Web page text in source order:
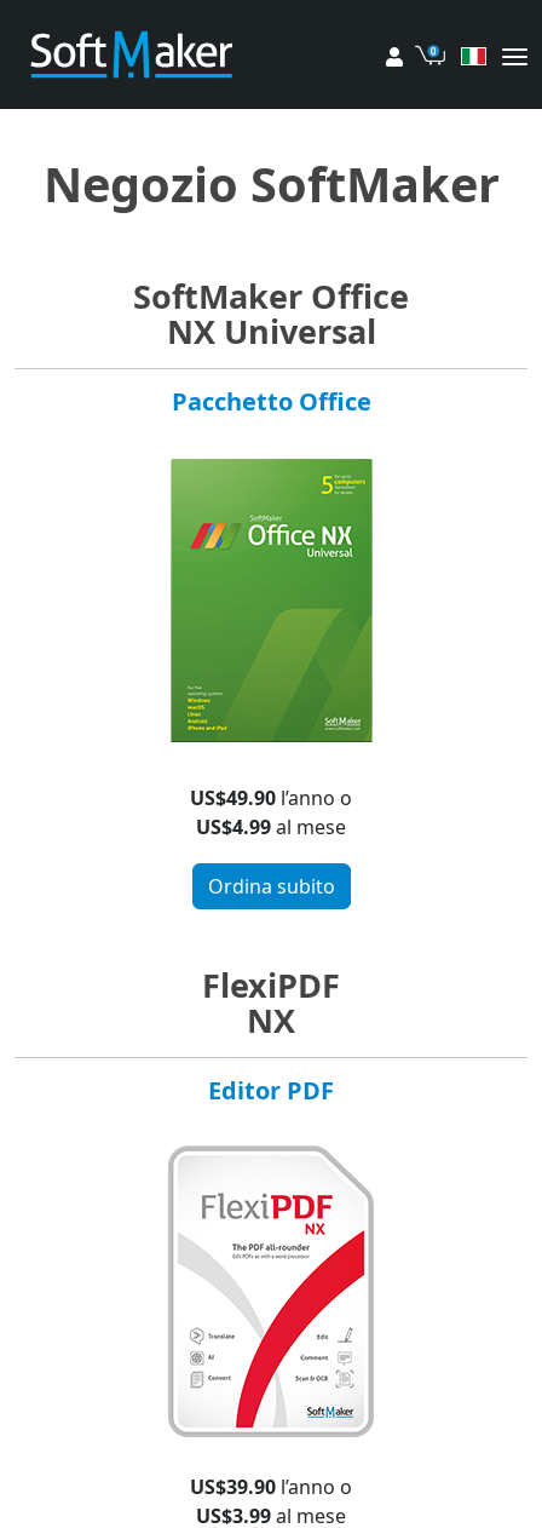
Il mio account
Carrello
Negozio SoftMaker
SoftMaker Office
NX Universal
Pacchetto Office
US$49.90 l’anno o
US$4.99al mese
Ordina subito
FlexiPDF
NX
Editor PDF
US$39.90 l’anno o
US$3.99al mese